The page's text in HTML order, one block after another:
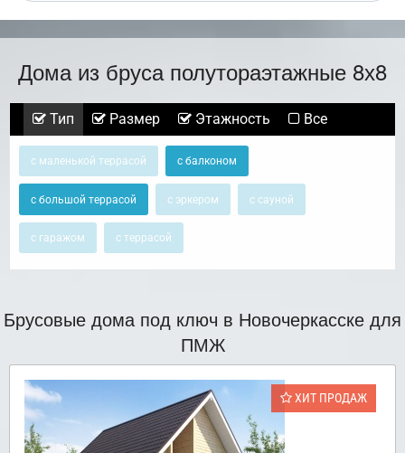
Дома из бруса полутораэтажные 8х8
Тип Размер Этажность Все
с маленькой террасой с балконом
с большой террасой с эркером с сауной
с гаражом с террасой
Брусовые дома под ключ в Новочеркасске для
ПМЖ
ХИТ ПРОДАЖ